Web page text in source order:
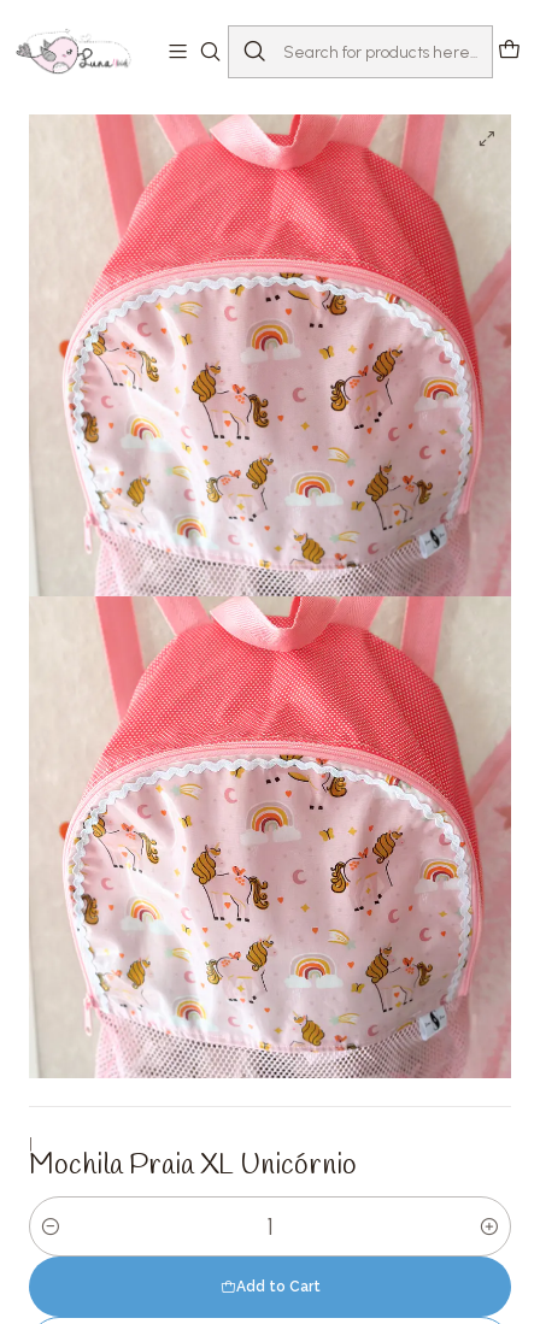
Acessórios
Mochilas & Estojos
Mochila Praia XL Unicórnio
|
Mochila Praia XL Unicórnio
Quantity
Add to Cart